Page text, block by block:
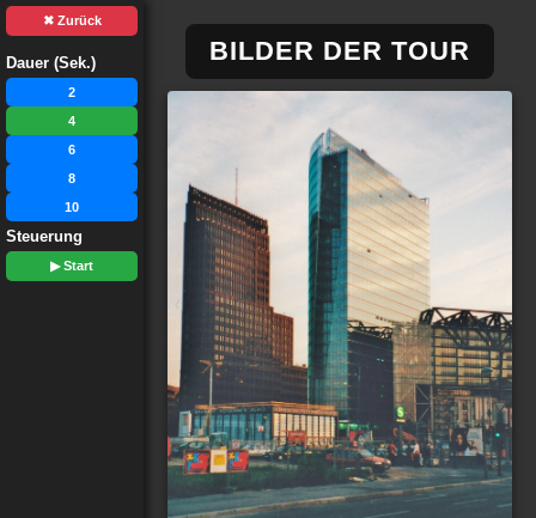
✖ Zurück
Dauer (Sek.)
2
4
6
8
10
Steuerung
▶ Start
BILDER DER TOUR